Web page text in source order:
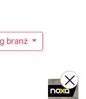
branż